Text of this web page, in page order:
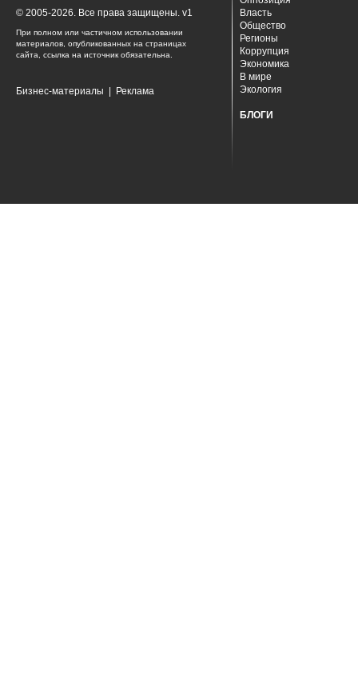
© 2005-2026. Все права защищены. v1
При полном или частичном использовании
материалов, опубликованных на страницах
сайта, ссылка на источник обязательна.
Бизнес-материалы Реклама
Власть
Общество
Регионы
Коррупция
Экономика
В мире
Экология
БЛОГИ